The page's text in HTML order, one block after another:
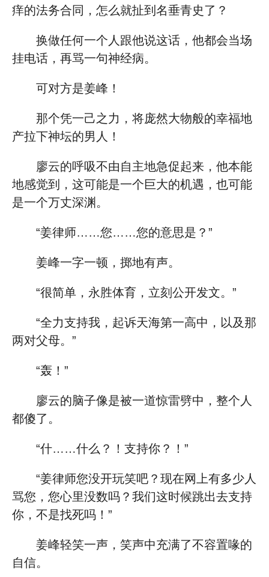
痒的法务合同，怎么就扯到名垂青史了？
换做任何一个人跟他说这话，他都会当场
挂电话，再骂一句神经病。
可对方是姜峰！
那个凭一己之力，将庞然大物般的幸福地
产拉下神坛的男人！
廖云的呼吸不由自主地急促起来，他本能
地感觉到，这可能是一个巨大的机遇，也可能
是一个万丈深渊。
“姜律师……您……您的意思是？”
姜峰一字一顿，掷地有声。
“很简单，永胜体育，立刻公开发文。”
“全力支持我，起诉天海第一高中，以及那
两对父母。”
“轰！”
廖云的脑子像是被一道惊雷劈中，整个人
都傻了。
“什……什么？！支持你？！”
“姜律师您没开玩笑吧？现在网上有多少人
骂您，您心里没数吗？我们这时候跳出去支持
你，不是找死吗！”
姜峰轻笑一声，笑声中充满了不容置喙的
自信。